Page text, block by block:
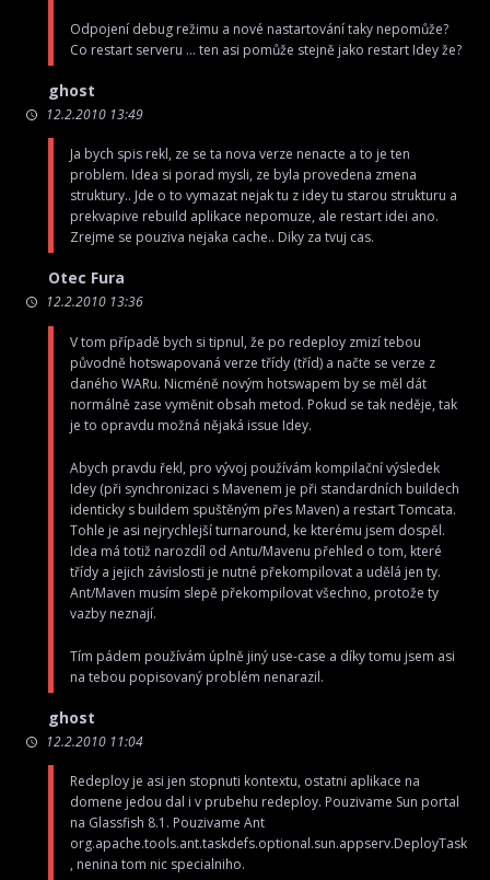
Odpojení debug režimu a nové nastartování taky nepomůže?
Co restart serveru … ten asi pomůže stejně jako restart Idey že?
ghost
12.2.2010 13:49
Ja bych spis rekl, ze se ta nova verze nenacte a to je ten
problem. Idea si porad mysli, ze byla provedena zmena
struktury.. Jde o to vymazat nejak tu z idey tu starou strukturu a
prekvapive rebuild aplikace nepomuze, ale restart idei ano.
Zrejme se pouziva nejaka cache.. Diky za tvuj cas.
Otec Fura
12.2.2010 13:36
V tom případě bych si tipnul, že po redeploy zmizí tebou
původně hotswapovaná verze třídy (tříd) a načte se verze z
daného WARu. Nicméně novým hotswapem by se měl dát
normálně zase vyměnit obsah metod. Pokud se tak neděje, tak
je to opravdu možná nějaká issue Idey.
Abych pravdu řekl, pro vývoj používám kompilační výsledek
Idey (při synchronizaci s Mavenem je při standardních buildech
identicky s buildem spuštěným přes Maven) a restart Tomcata.
Tohle je asi nejrychlejší turnaround, ke kterému jsem dospěl.
Idea má totiž narozdíl od Antu/Mavenu přehled o tom, které
třídy a jejich závislosti je nutné překompilovat a udělá jen ty.
Ant/Maven musím slepě překompilovat všechno, protože ty
vazby neznají.
Tím pádem používám úplně jiný use-case a díky tomu jsem asi
na tebou popisovaný problém nenarazil.
ghost
12.2.2010 11:04
Redeploy je asi jen stopnuti kontextu, ostatni aplikace na
domene jedou dal i v prubehu redeploy. Pouzivame Sun portal
na Glassfish 8.1. Pouzivame Ant
org.apache.tools.ant.taskdefs.optional.sun.appserv.DeployTask
, nenina tom nic specialniho.